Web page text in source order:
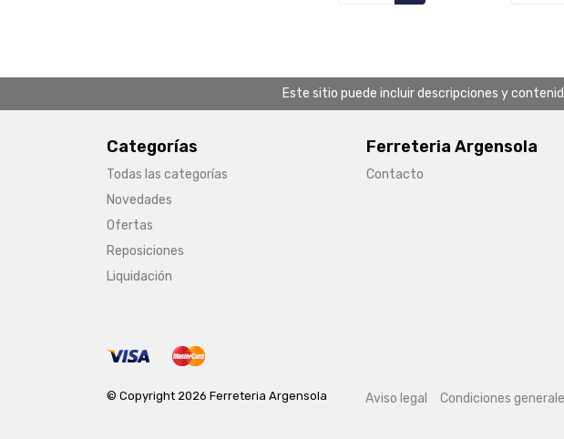
Este sitio puede incluir descripciones y
Categorías
Todas las categorías
Novedades
Ofertas
Reposiciones
Liquidación
Ferreteria Argensola
Contacto
© Copyright 2026 Ferreteria Argensola Aviso legal Condiciones